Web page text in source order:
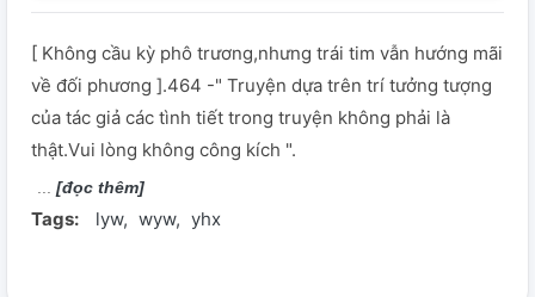
[ Không cầu kỳ phô trương,nhưng trái tim vẫn hướng mãi
về đối phương ].464 -" Truyện dựa trên trí tưởng tượng
của tác giả các tình tiết trong truyện không phải là
thật.Vui lòng không công kích ".
[đọc thêm]
Tags: lyw wyw yhx